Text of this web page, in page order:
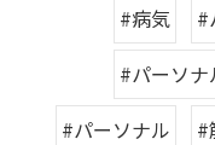
#病気
#
#パーソナ
#パーソナル
#